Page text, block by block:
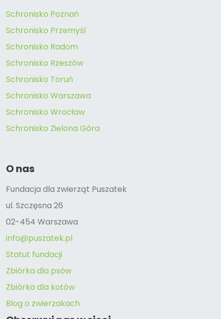
Schronisko Poznań
Schronisko Przemyśl
Schronisko Radom
Schronisko Rzeszów
Schronisko Toruń
Schronisko Warszawa
Schronisko Wrocław
Schronisko Zielona Góra
O nas
Fundacja dla zwierząt Puszatek
ul. Szczęsna 26
02-454 Warszawa
info@puszatek.pl
Statut fundacji
Zbiórka dla psów
Zbiórka dla kotów
Blog o zwierzakach